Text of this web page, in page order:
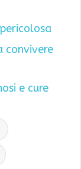
convivere
e cure